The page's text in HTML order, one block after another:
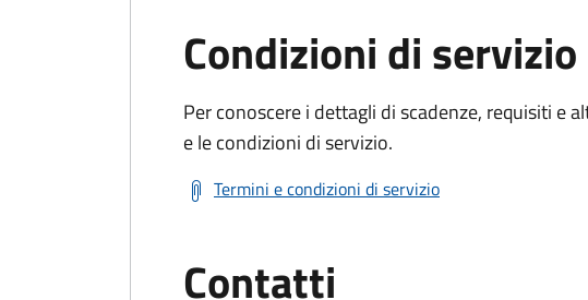
Condizioni di servizio
Per conoscere i dettagli di scadenze, requisiti e
e le condizioni di servizio.
Termini e condizioni di servizio
Contatti